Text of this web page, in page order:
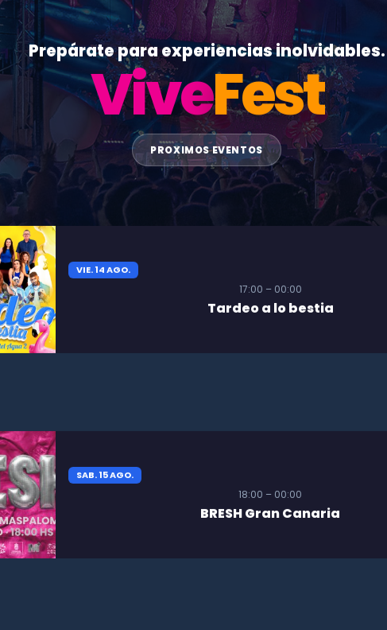
Prepárate para experiencias inolvidables.
ViveFest
PROXIMOS EVENTOS
VIE. 14 AGO.
17:00 – 00:00
Tardeo a lo bestia
SAB. 15 AGO.
18:00 – 00:00
BRESH Gran Canaria